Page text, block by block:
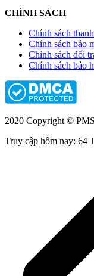
CHÍNH SÁCH
Chính sách
Chính sách bảo
Chính sách đổi
Chính sách bảo
2020 Copyright ©
Truy cập hôm nay: 64